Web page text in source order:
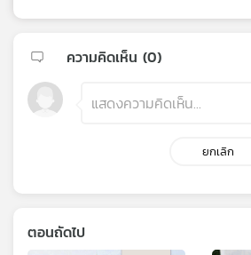
ความคิดเห็น (0)
ยกเลิก
ตอนถัดไป